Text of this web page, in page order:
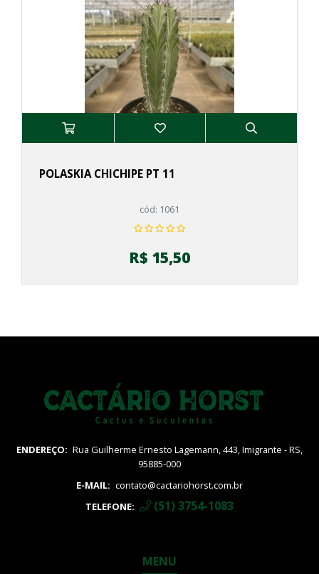
POLASKIA CHICHIPE PT 11
cód: 1061
R$ 15,50
ENDEREÇO: Rua Guilherme Ernesto Lagemann, 443, Imigrante - RS,
95885-000
E-MAIL: contato@cactariohorst.com.br
TELEFONE:
(51) 3754-1083
MENU